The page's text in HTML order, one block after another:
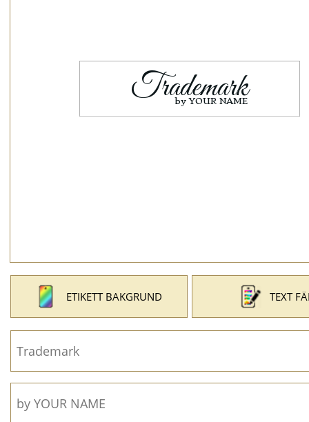
ETIKETT BAKGRUND TEXT